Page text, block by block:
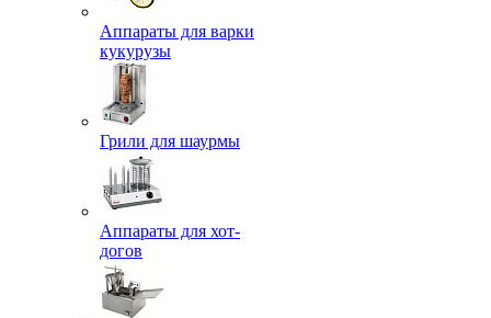
Аппараты для варки
кукурузы
Грили для шаурмы
Аппараты для хот-
догов